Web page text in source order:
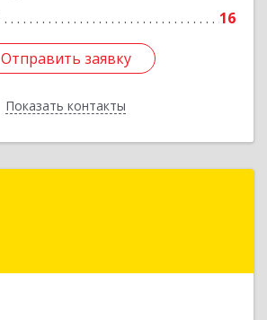
16
Отправить заявку
Показать контакты
Отправить заявку
Назад
обл, Губкинский р-н,